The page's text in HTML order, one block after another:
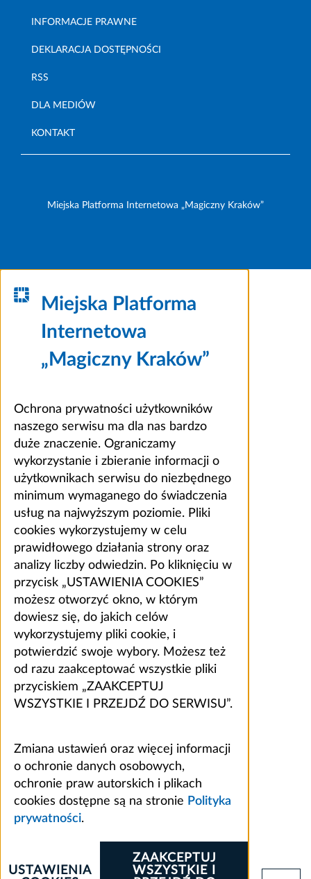
INFORMACJE PRAWNE
DEKLARACJA DOSTĘPNOŚCI
RSS
DLA MEDIÓW
KONTAKT
Miejska Platforma Internetowa „Magiczny Kraków”
Miejska Platforma
Internetowa
„Magiczny Kraków”
Ochrona prywatności użytkowników
naszego serwisu ma dla nas bardzo
duże znaczenie. Ograniczamy
wykorzystanie i zbieranie informacji o
użytkownikach serwisu do niezbędnego
minimum wymaganego do świadczenia
usług na najwyższym poziomie. Pliki
cookies wykorzystujemy w celu
prawidłowego działania strony oraz
analizy liczby odwiedzin. Po kliknięciu w
przycisk „USTAWIENIA COOKIES”
możesz otworzyć okno, w którym
dowiesz się, do jakich celów
wykorzystujemy pliki cookie, i
potwierdzić swoje wybory. Możesz też
od razu zaakceptować wszystkie pliki
przyciskiem „ZAAKCEPTUJ
WSZYSTKIE I PRZEJDŹ DO SERWISU”.
Zmiana ustawień oraz więcej informacji
o ochronie danych osobowych,
ochronie praw autorskich i plikach
cookies dostępne są na stronie Polityka
prywatności.
ZAAKCEPTUJ
WSZYSTKIE I
USTAWIENIA